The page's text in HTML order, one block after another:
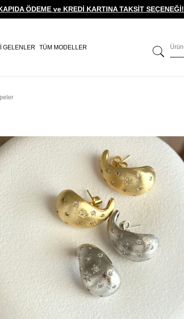
ÖDEME ve KREDİ KARTINA TAKSİT SEÇENEĞİ!
GELENLER TÜM MODELLER